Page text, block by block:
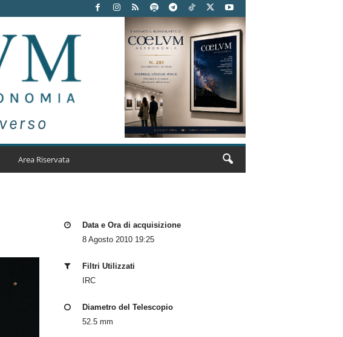
Area Riservata
Data e Ora di acquisizione
8 Agosto 2010 19:25
Filtri Utilizzati
IRC
Diametro del Telescopio
52.5 mm